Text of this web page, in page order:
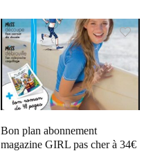
Bon plan abonnement
magazine GIRL pas cher à 34€